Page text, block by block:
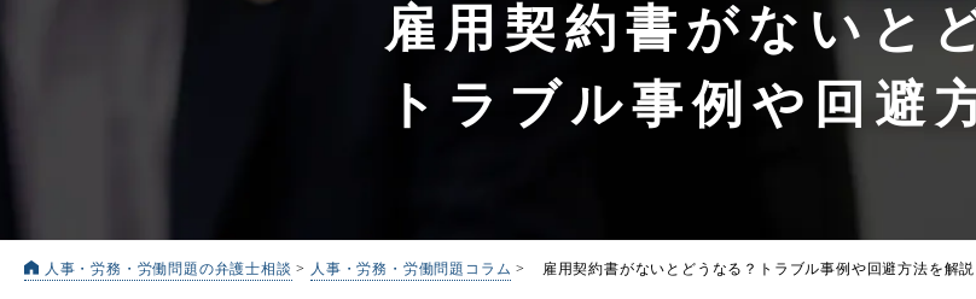
雇用契約書がないと
トラブル事例や回避
人事・労務・労働問題の弁護士相談 > 人事・労務・労働問題コラム > 雇用契約書がないとどうなる？ トラブル事例や回避方法を解説